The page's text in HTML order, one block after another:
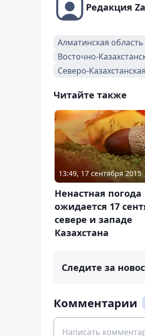
Редакция
Алматинская область
Восточно-
Северо-
Читайте также
13:49, 17 сентября 2015
Ненастная погода
ожидается 17
севере и западе
Казахстана
Следите за
Комментарии